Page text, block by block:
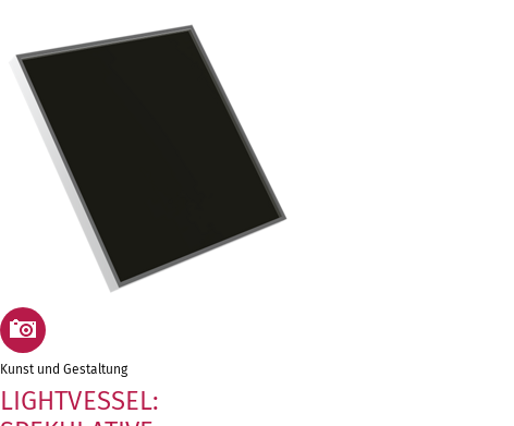
LIGHTVESSEL:
Kunst und Gestaltung